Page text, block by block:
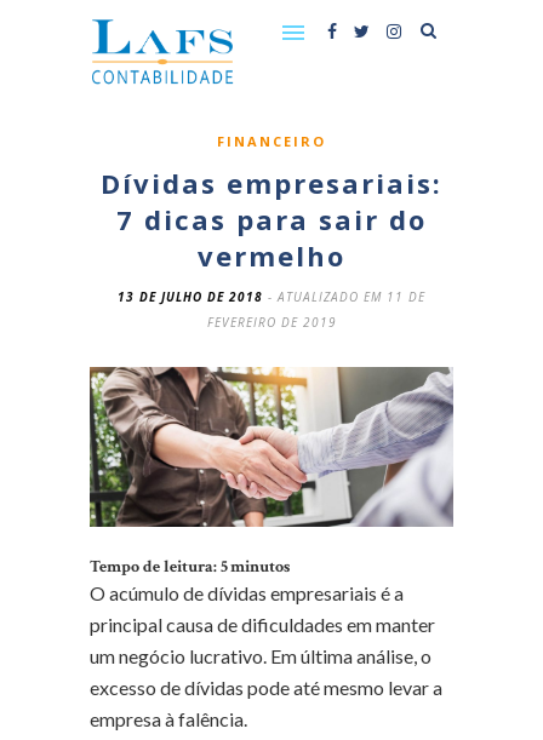
FINANCEIRO
Dívidas empresariais:
7 dicas para sair do
vermelho
13 DE JULHO DE 2018 - ATUALIZADO EM 11 DE
FEVEREIRO DE 2019
Tempo de leitura:5minutos
O acúmulo de dívidas empresariais é a
principal causa de dificuldades em manter
um negócio lucrativo. Em última análise, o
excesso de dívidas pode até mesmo levar a
empresa à falência.